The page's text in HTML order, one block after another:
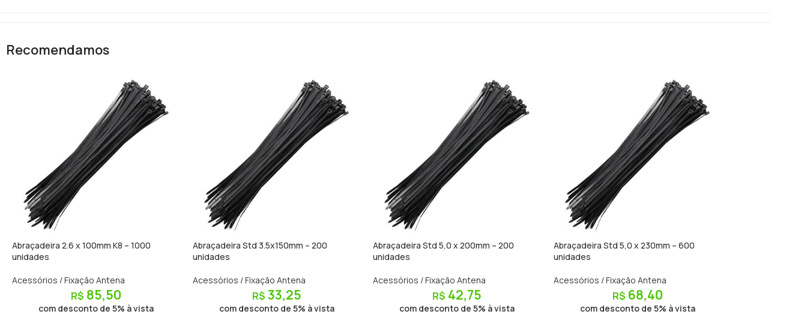
Recomendamos
Abraçadeira 2.6 x 100mm K8 – 1000
unidades
Acessórios / Fixação Antena
R$ 85,50
com desconto de 5% à vista
Abraçadeira Std 3.5x150mm – 200
unidades
Acessórios / Fixação Antena
R$ 33,25
com desconto de 5% à vista
Abraçadeira Std 5,0 x 200mm – 200
unidades
Acessórios / Fixação Antena
R$ 42,75
com desconto de 5% à vista
Abraçadeira Std 5,0 x 230mm – 600
unidades
Acessórios / Fixação Antena
R$ 68,40
com desconto de 5% à vista